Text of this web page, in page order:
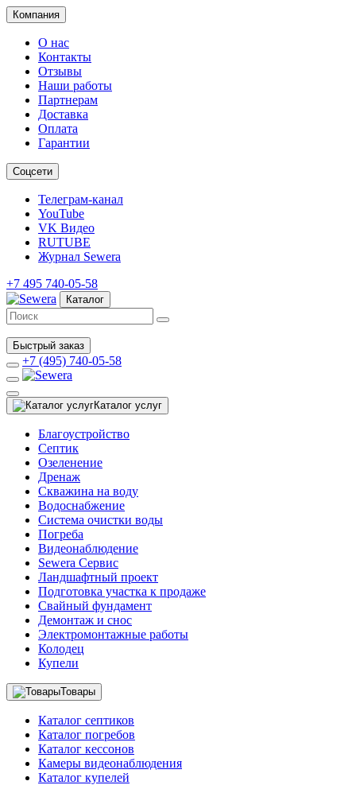
Компания
О нас
Контакты
Отзывы
Наши работы
Партнерам
Доставка
Оплата
Гарантии
Соцсети
Телеграм-канал
YouTube
VK Видео
RUTUBE
Журнал Sewera
+7 495 740-05-58
Каталог
Быстрый заказ
+7 (495) 740-05-58
Каталог услуг
Благоустройство
Септик
Озеленение
Дренаж
Скважина на воду
Водоснабжение
Система очистки воды
Погреба
Видеонаблюдение
Sewera Сервис
Ландшафтный проект
Подготовка участка к продаже
Свайный фундамент
Демонтаж и снос
Электромонтажные работы
Колодец
Купели
Товары
Каталог септиков
Каталог погребов
Каталог кессонов
Камеры видеонаблюдения
Каталог купелей